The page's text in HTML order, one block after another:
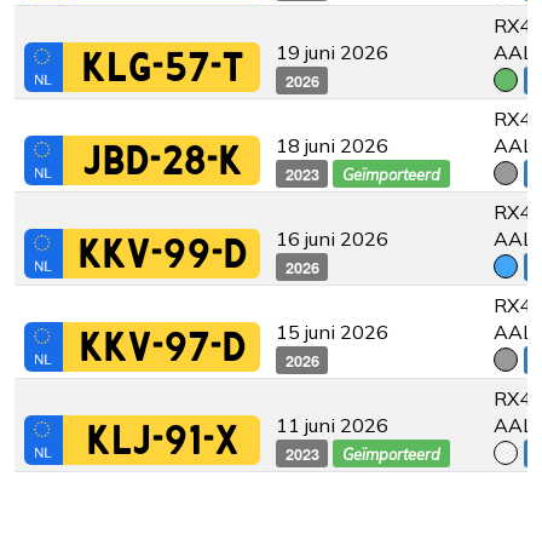
KLG-57-T 19 juni 2026
2026
JBD-28-K 18 juni 2026
2023 Geïmporteerd
KKV-99-D 16 juni 2026
2026
KKV-97-D 15 juni 2026
2026
KLJ-91-X 11 juni 2026
2023 Geïmporteerd